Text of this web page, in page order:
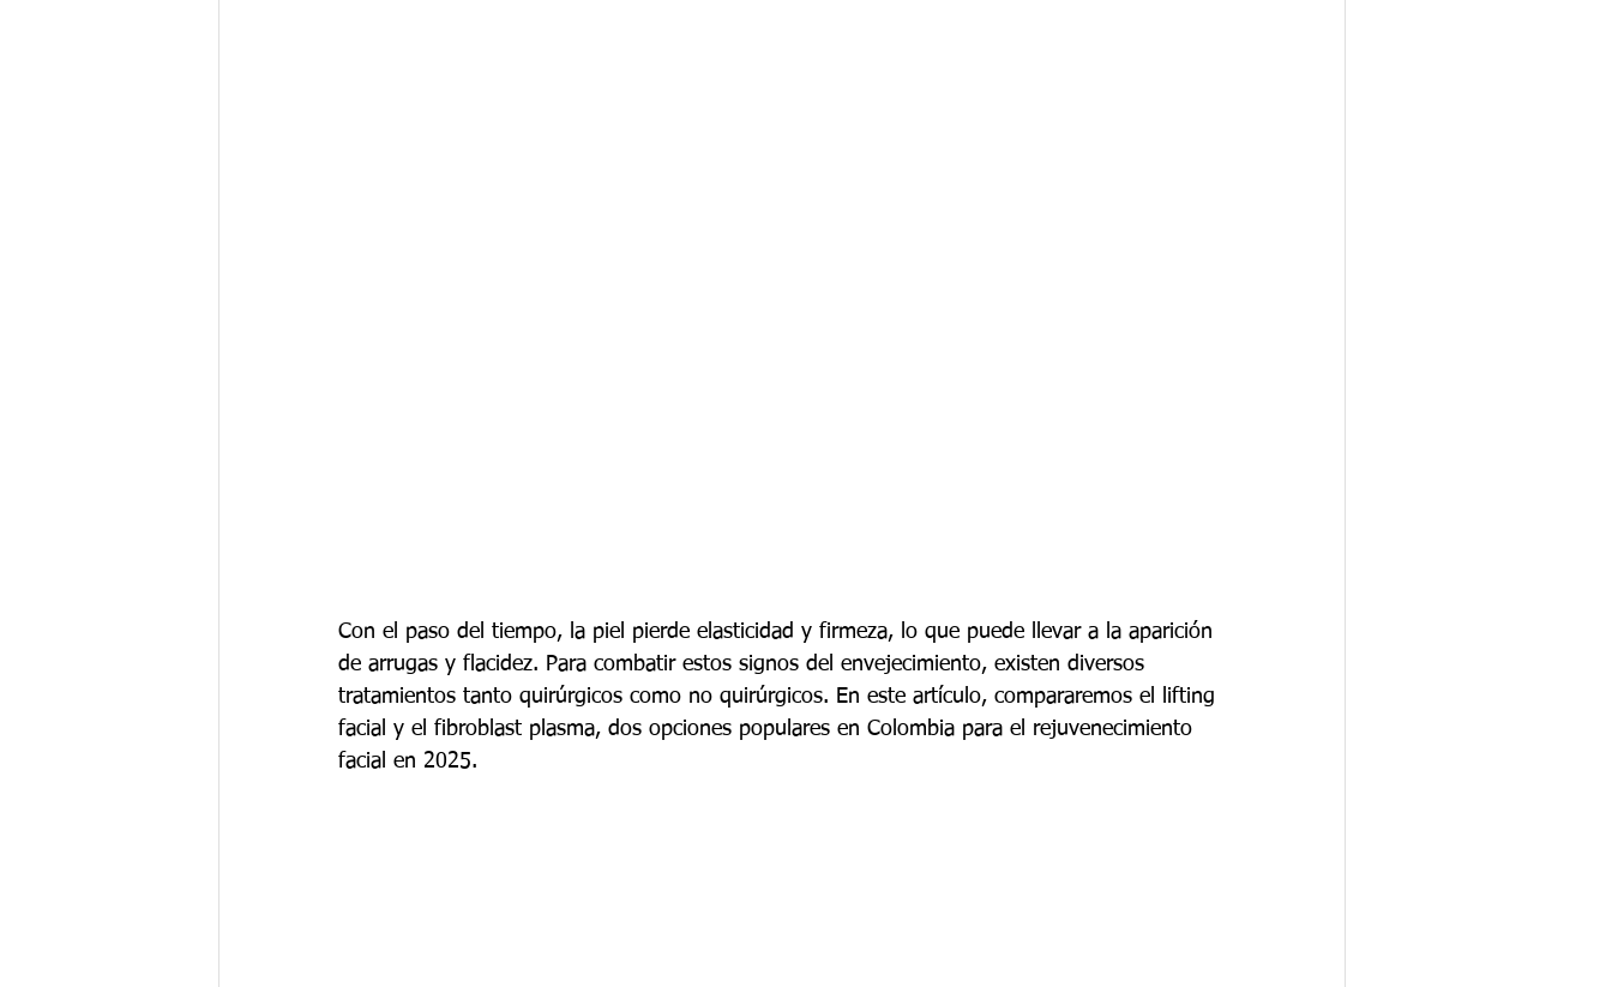
Con el paso del tiempo, la piel pierde elasticidad y firmeza, lo que puede llevar a la aparición
de arrugas y flacidez. Para combatir estos signos del envejecimiento, existen diversos
tratamientos tanto quirúrgicos como no quirúrgicos. En este artículo, compararemos el lifting
facial y el fibroblast plasma, dos opciones populares en Colombia para el rejuvenecimiento
facial en 2025.